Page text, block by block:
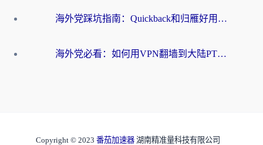
海外党踩坑指南：Quickback和归雁好用吗？选对加速器才能无缝刷国内资源
海外党必看：如何用VPN翻墙到大陆PTT？一篇解决你所有回国加速痛点
Copyright © 2023 番茄加速器 湖南精准量科技有限公司